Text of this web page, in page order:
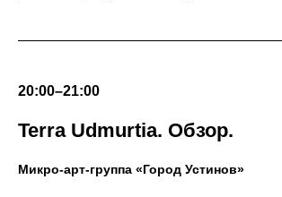
20:00–21:00
Terra Udmurtia. Обзор.
Микро-арт-группа «Город Устинов»